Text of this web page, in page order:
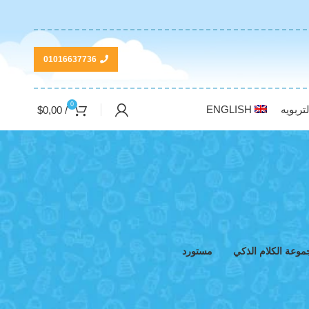
01016637736
ENGLISH
0
/
$0,00
الكلام الذكي مستورد